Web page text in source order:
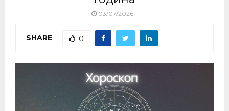
03/07/2026
SHARE 0